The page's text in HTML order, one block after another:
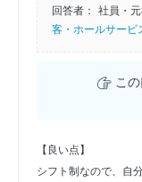
回答者： 社員・
客・ホールサービ
この
【良い点】
シフト制なので、自